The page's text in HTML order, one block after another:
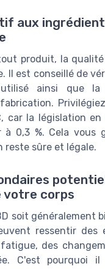
aux
produit, la qualité
Il est conseillé de
ainsi que la
car la législation en
à 0,3 %. Cela vous
reste sûre et légale.
votre corps
soit généralement
ressentir des
des
C'est pourquoi il